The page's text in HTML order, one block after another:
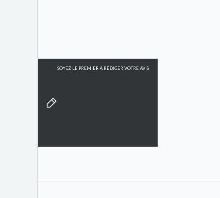
SOYEZ LE PREMIER À RÉDIGER VOTRE AVIS